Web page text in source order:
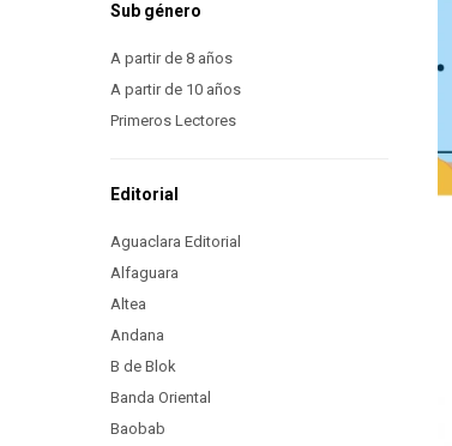
Sub género
A partir de 8 años
A partir de 10 años
Primeros Lectores
Editorial
Aguaclara Editorial
Alfaguara
Altea
Andana
B de Blok
Banda Oriental
Baobab